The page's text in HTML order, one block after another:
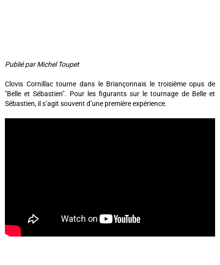
Publié par Michel Toupet
Clovis Cornillac tourne dans le Briançonnais le troisième opus de
"Belle et Sébastien". Pour les figurants sur le tournage de Belle et
Sébastien, il s’agit souvent d’une première expérience.